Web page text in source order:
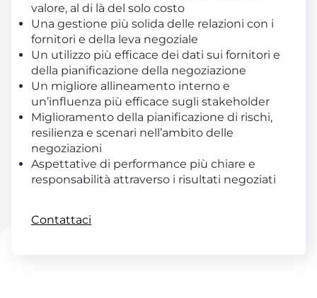
valore, al di là del solo costo
Una gestione più solida delle relazioni con i
fornitori e della leva negoziale
Un utilizzo più efficace dei dati sui fornitori e
della pianificazione della negoziazione
Un migliore allineamento interno e
un’influenza più efficace sugli stakeholder
Miglioramento della pianificazione di rischi,
resilienza e scenari nell’ambito delle
negoziazioni
Aspettative di performance più chiare e
responsabilità attraverso i risultati negoziati
Contattaci